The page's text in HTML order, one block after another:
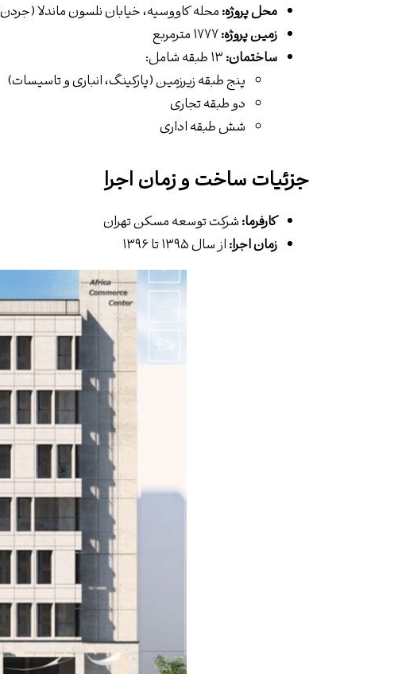
محل پروژه:محله کاووسیه، خیابان نلسون ماندلا
زمین پروژه:
ساختمان:
پنج طبقه زیرزمین (پارکینگ، انباری و تاسیسات)
دو طبقه تجاری
شش طبقه اداری
جزئیات ساخت و زمان اجرا
کارفرما:شرکت توسعه مسکن تهران
زمان اجرا:از سال ۱۳۹۵ تا ۱۳۹۶